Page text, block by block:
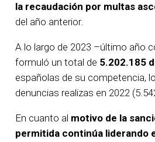
la recaudación por multas
del año anterior.
A lo largo de 2023 –último año
formuló un total de 5.202.185
españolas de su competencia,
denuncias realizas en 2022
En cuanto al motivo de la
permitida continúa liderando